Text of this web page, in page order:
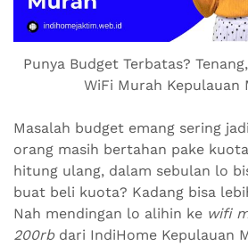
Punya Budget Terbatas?
WiFi Murah Kepulauan
Masalah budget emang sering
orang masih bertahan pake
hitung ulang, dalam sebulan lo
buat beli kuota? Kadang bisa
Nah mendingan lo alihin ke wifi
200rbdari IndiHome Kepulauan